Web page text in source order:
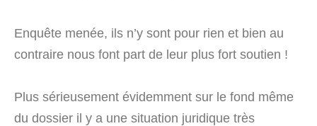
Enquête menée, ils n’y sont pour rien et bien au
contraire nous font part de leur plus fort soutien !
Plus sérieusement évidemment sur le fond même
du dossier il y a une situation juridique très